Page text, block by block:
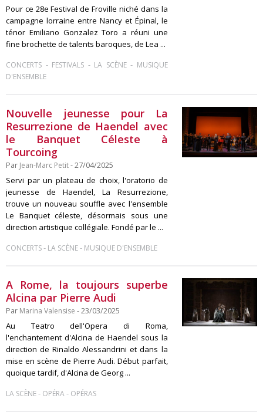
Pour ce 28e Festival de Froville niché dans la
campagne lorraine entre Nancy et Épinal, le
ténor Emiliano Gonzalez Toro a réuni une
fine brochette de talents baroques, de Lea ...
CONCERTS - FESTIVALS - LA SCÈNE- MUSIQUE
D'ENSEMBLE
Nouvelle jeunesse pour La
Resurrezione de Haendel avec
le Banquet Céleste à
Tourcoing
Par Jean-Marc Petit- 27/04/2025
Servi par un plateau de choix, l'oratorio de
jeunesse de Haendel, La Resurrezione,
trouve un nouveau souffle avec l'ensemble
Le Banquet céleste, désormais sous une
direction artistique collégiale. Fondé par le ...
CONCERTS- LA SCÈNE- MUSIQUE D'ENSEMBLE
A Rome, la toujours superbe
Alcina par Pierre Audi
Par Marina Valensise - 23/03/2025
Au Teatro dell'Opera di Roma,
l'enchantement d'Alcina de Haendel sous la
direction de Rinaldo Alessandrini et dans la
mise en scène de Pierre Audi. Début parfait,
quoique tardif, d'Alcina de Georg ...
LA SCÈNE- OPÉRA- OPÉRAS